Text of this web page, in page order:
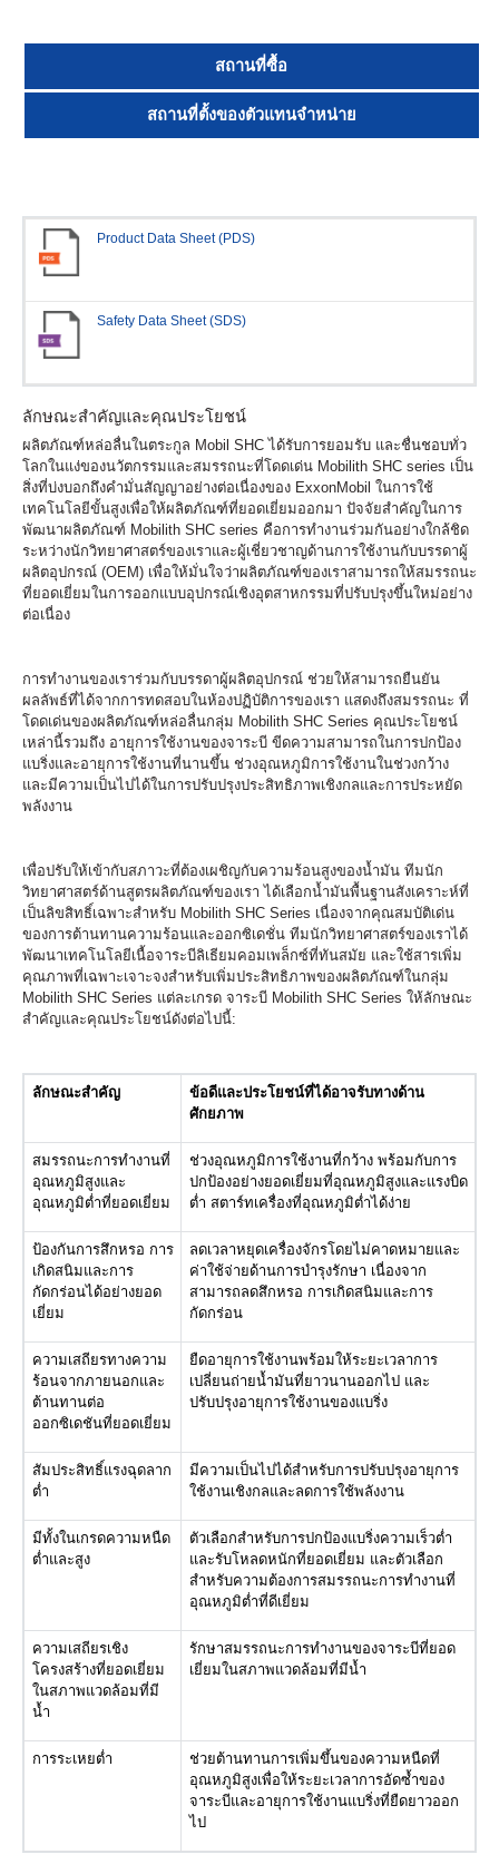
สถานที่ซื้อ
สถานที่ตั้งของตัวแทนจำหน่าย
Product Data Sheet (PDS)
Safety Data Sheet (SDS)
ลักษณะสำคัญและคุณประโยชน์
ผลิตภัณฑ์หล่อลื่นในตระกูล Mobil SHC ได้รับการยอมรับ และชื่นชอบทั่ว
โลกในแง่ของนวัตกรรมและสมรรถนะที่โดดเด่น Mobilith SHC series เป็น
สิ่งที่บ่งบอกถึงคำมั่นสัญญาอย่างต่อเนื่องของ ExxonMobil ในการใช้
เทคโนโลยีขั้นสูงเพื่อให้ผลิตภัณฑ์ที่ยอดเยี่ยมออกมา ปัจจัยสำคัญในการ
พัฒนาผลิตภัณฑ์ Mobilith SHC series คือการทำงานร่วมกันอย่างใกล้ชิด
ระหว่างนักวิทยาศาสตร์ของเราและผู้เชี่ยวชาญด้านการใช้งานกับบรรดาผู้
ผลิตอุปกรณ์ (OEM) เพื่อให้มั่นใจว่าผลิตภัณฑ์ของเราสามารถให้สมรรถนะ
ที่ยอดเยี่ยมในการออกแบบอุปกรณ์เชิงอุตสาหกรรมที่ปรับปรุงขึ้นใหม่อย่าง
ต่อเนื่อง
การทำงานของเราร่วมกับบรรดาผู้ผลิตอุปกรณ์ ช่วยให้สามารถยืนยัน
ผลลัพธ์ที่ได้จากการทดสอบในห้องปฏิบัติการของเรา แสดงถึงสมรรถนะ ที่
โดดเด่นของผลิตภัณฑ์หล่อลื่นกลุ่ม Mobilith SHC Series คุณประโยชน์
เหล่านี้รวมถึง อายุการใช้งานของจาระบี ขีดความสามารถในการปกป้อง
แบริ่งและอายุการใช้งานที่นานขึ้น ช่วงอุณหภูมิการใช้งานในช่วงกว้าง
และมีความเป็นไปได้ในการปรับปรุงประสิทธิภาพเชิงกลและการประหยัด
พลังงาน
เพื่อปรับให้เข้ากับสภาวะที่ต้องเผชิญกับความร้อนสูงของน้ำมัน ทีมนัก
วิทยาศาสตร์ด้านสูตรผลิตภัณฑ์ของเรา ได้เลือกน้ำมันพื้นฐานสังเคราะห์ที่
เป็นลิขสิทธิ์เฉพาะสำหรับ Mobilith SHC Series เนื่องจากคุณสมบัติเด่น
ของการต้านทานความร้อนและออกซิเดชั่น ทีมนักวิทยาศาสตร์ของเราได้
พัฒนาเทคโนโลยีเนื้อจาระบีลิเธียมคอมเพล็กซ์ที่ทันสมัย และใช้สารเพิ่ม
คุณภาพที่เฉพาะเจาะจงสำหรับเพิ่มประสิทธิภาพของผลิตภัณฑ์ในกลุ่ม
Mobilith SHC Series แต่ละเกรด จาระบี Mobilith SHC Series ให้ลักษณะ
สำคัญและคุณประโยชน์ดังต่อไปนี้:
ลักษณะสำคัญ
ข้อดีและประโยชน์ที่ได้อาจรับทางด้าน
ศักยภาพ
สมรรถนะการทำงานที่
อุณหภูมิสูงและ
อุณหภูมิต่ำที่ยอดเยี่ยม
ช่วงอุณหภูมิการใช้งานที่กว้าง พร้อมกับการ
ปกป้องอย่างยอดเยี่ยมที่อุณหภูมิสูงและแรงบิด
ต่ำ สตาร์ทเครื่องที่อุณหภูมิต่ำได้ง่าย
ป้องกันการสึกหรอ การ
เกิดสนิมและการ
กัดกร่อนได้อย่างยอด
เยี่ยม
ลดเวลาหยุดเครื่องจักรโดยไม่คาดหมายและ
ค่าใช้จ่ายด้านการบำรุงรักษา เนื่องจาก
สามารถลดสึกหรอ การเกิดสนิมและการ
กัดกร่อน
ความเสถียรทางความ
ร้อนจากภายนอกและ
ต้านทานต่อ
ออกซิเดชันที่ยอดเยี่ยม
ยืดอายุการใช้งานพร้อมให้ระยะเวลาการ
เปลี่ยนถ่ายน้ำมันที่ยาวนานออกไป และ
ปรับปรุงอายุการใช้งานของแบริ่ง
สัมประสิทธิ์แรงฉุดลาก
ต่ำ
มีความเป็นไปได้สำหรับการปรับปรุงอายุการ
ใช้งานเชิงกลและลดการใช้พลังงาน
มีทั้งในเกรดความหนืด
ต่ำและสูง
ตัวเลือกสำหรับการปกป้องแบริ่งความเร็วต่ำ
และรับโหลดหนักที่ยอดเยี่ยม และตัวเลือก
สำหรับความต้องการสมรรถนะการทำงานที่
อุณหภูมิต่ำที่ดีเยี่ยม
ความเสถียรเชิง
โครงสร้างที่ยอดเยี่ยม
ในสภาพแวดล้อมที่มี
น้ำ
รักษาสมรรถนะการทำงานของจาระบีที่ยอด
เยี่ยมในสภาพแวดล้อมที่มีน้ำ
การระเหยต่ำ
ช่วยต้านทานการเพิ่มขึ้นของความหนืดที่
อุณหภูมิสูงเพื่อให้ระยะเวลาการอัดซ้ำของ
จาระบีและอายุการใช้งานแบริ่งที่ยืดยาวออก
ไป